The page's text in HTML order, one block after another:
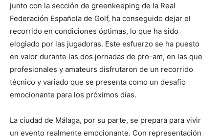
junto con la sección de greenkeeping de la Real
Federación Española de Golf, ha conseguido dejar el
recorrido en condiciones óptimas, lo que ha sido
elogiado por las jugadoras. Este esfuerzo se ha puesto
en valor durante las dos jornadas de pro-am, en las que
profesionales y amateurs disfrutaron de un recorrido
técnico y variado que se presenta como un desafío
emocionante para los próximos días.
La ciudad de Málaga, por su parte, se prepara para vivir
un evento realmente emocionante. Con representación